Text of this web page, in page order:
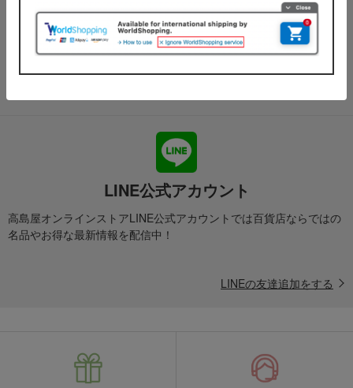
送料無料クーポンやキャンペーン、新着・SALE・おすすめ商品な
ど、「高島屋オンラインストア」のお得＆うれしい情報をお届けい
たします。
LINE公式アカウント
高島屋オンラインストアLINE公式アカウントでは百貨店ならではの
名品やお得な最新情報を配信中！
LINEの友達追加をする